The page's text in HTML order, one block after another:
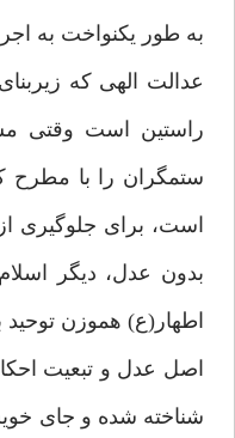
به طور يكنواخت به اجرا
عدالت الهى كه
راستين است وقتى
ستمگران را با مطرح
است، براى جلوگيرى
بدون عدل، ديگر
اطهار(ع) هموزن توحيد
اصل عدل و تبعيت
شناخته شده و جاى